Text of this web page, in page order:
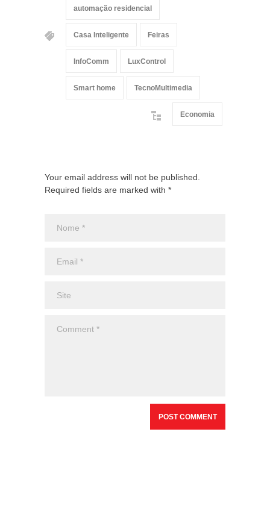
automação residencial
Casa Inteligente Feiras
InfoComm LuxControl
Smart home TecnoMultimedia
Economia
Your email address will not be published.
Required fields are marked with *